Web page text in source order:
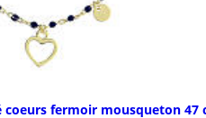
coeurs fermoir mousqueton 47